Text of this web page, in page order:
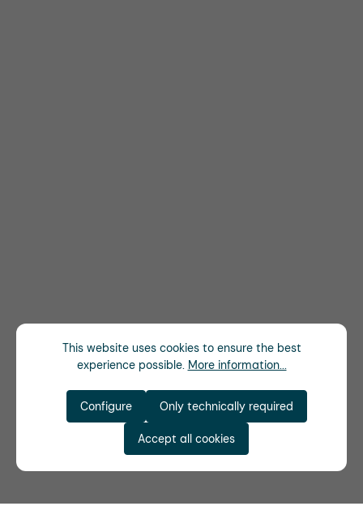
This website uses cookies to ensure the best
experience possible. More information...
Only technically required
Configure
Accept all cookies